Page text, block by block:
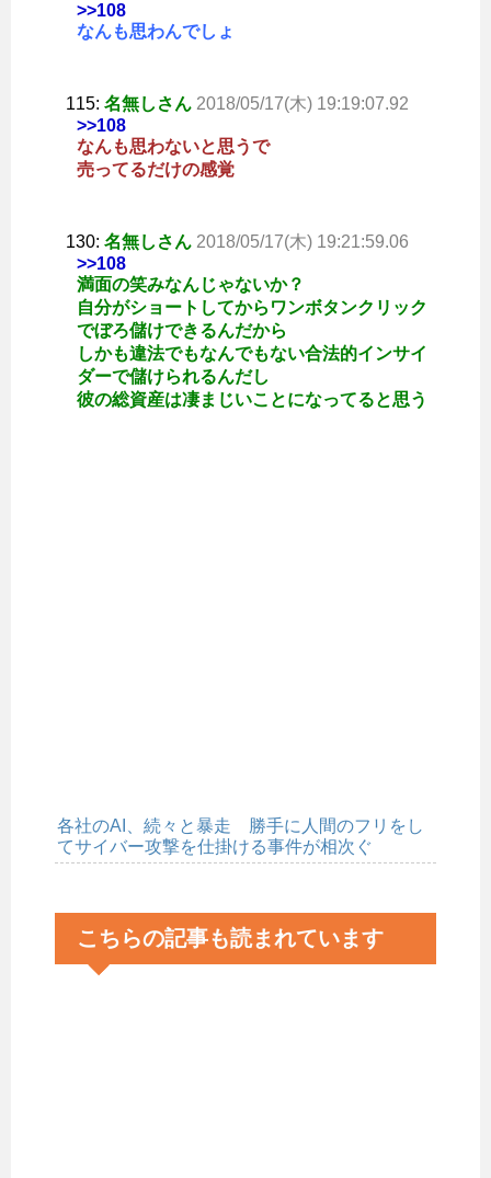
>>108
なんも思わんでしょ
115: 名無しさん 2018/05/17(木) 19:19:07.92
>>108
なんも思わないと思うで
売ってるだけの感覚
130: 名無しさん 2018/05/17(木) 19:21:59.06
>>108
満面の笑みなんじゃないか？
自分がショートしてからワンボタンクリック
でぼろ儲けできるんだから
しかも違法でもなんでもない合法的インサイ
ダーで儲けられるんだし
彼の総資産は凄まじいことになってると思う
各社のAI、続々と暴走 勝手に人間のフリをし
てサイバー攻撃を仕掛ける事件が相次ぐ
こちらの記事も読まれています